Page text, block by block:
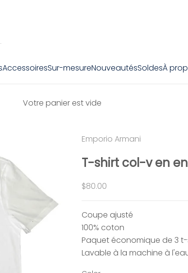
AccessoiresSur-mesureNouveautésSoldesÀ
Votre panier est vide
Emporio Armani
T-shirt col-v en
Prix de vente
$80.00
Coupe ajusté
100% coton
Paquet économique de 3
Lavable à la machine à